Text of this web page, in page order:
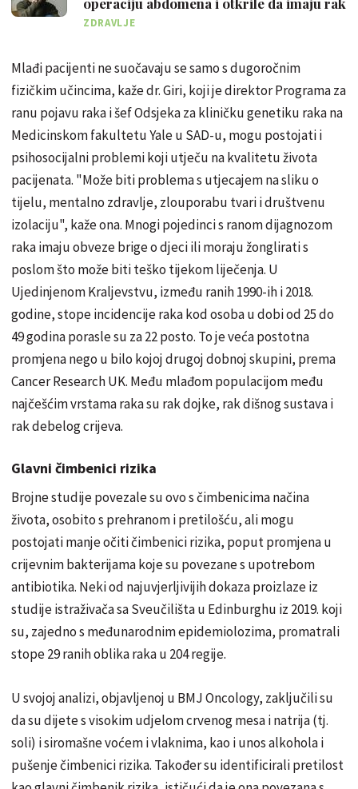
ZDRAVLJE
Mlađi pacijenti ne suočavaju se samo s dugoročnim
fizičkim učincima, kaže dr. Giri, koji je direktor Programa za
ranu pojavu raka i šef Odsjeka za kliničku genetiku raka na
Medicinskom fakultetu Yale u SAD-u, mogu postojati i
psihosocijalni problemi koji utječu na kvalitetu života
pacijenata. "Može biti problema s utjecajem na sliku o
tijelu, mentalno zdravlje, zlouporabu tvari i društvenu
izolaciju", kaže ona. Mnogi pojedinci s ranom dijagnozom
raka imaju obveze brige o djeci ili moraju žonglirati s
poslom što može biti teško tijekom liječenja. U
Ujedinjenom Kraljevstvu, između ranih 1990-ih i 2018.
godine, stope incidencije raka kod osoba u dobi od 25 do
49 godina porasle su za 22 posto. To je veća postotna
promjena nego u bilo kojoj drugoj dobnoj skupini, prema
Cancer Research UK. Među mlađom populacijom među
najčešćim vrstama raka su rak dojke, rak dišnog sustava i
rak debelog crijeva.
Glavni čimbenici rizika
Brojne studije povezale su ovo s čimbenicima načina
života, osobito s prehranom i pretilošću, ali mogu
postojati manje očiti čimbenici rizika, poput promjena u
crijevnim bakterijama koje su povezane s upotrebom
antibiotika. Neki od najuvjerljivijih dokaza proizlaze iz
studije istraživača sa Sveučilišta u Edinburghu iz 2019. koji
su, zajedno s međunarodnim epidemiolozima, promatrali
stope 29 ranih oblika raka u 204 regije.
U svojoj analizi, objavljenoj u BMJ Oncology, zaključili su
da su dijete s visokim udjelom crvenog mesa i natrija (tj.
soli) i siromašne voćem i vlaknima, kao i unos alkohola i
pušenje čimbenici rizika. Također su identificirali pretilost